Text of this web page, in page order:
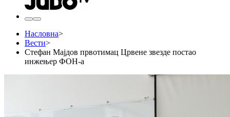
Насловна>
Вести>
Стефан Мајдов првотимац Црвене звезде постао
инжењер ФОН-а